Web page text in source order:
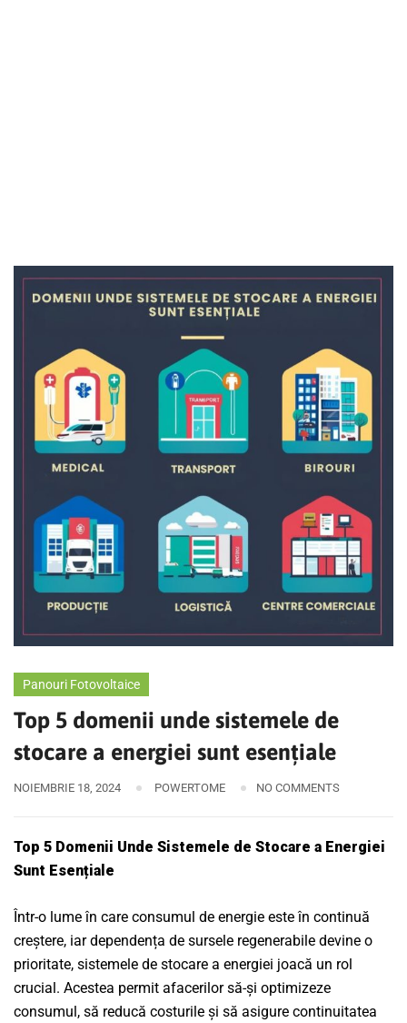
Panouri Fotovoltaice
Top 5 domenii unde sistemele de
stocare a energiei sunt esențiale
NOIEMBRIE 18, 2024 POWERTOME NO COMMENTS
Top 5 Domenii Unde Sistemele de Stocare a Energiei
Sunt Esențiale
Într-o lume în care consumul de energie este în continuă
creștere, iar dependența de sursele regenerabile devine o
prioritate, sistemele de stocare a energiei joacă un rol
crucial. Acestea permit afacerilor să-și optimizeze
consumul, să reducă costurile și să asigure continuitatea